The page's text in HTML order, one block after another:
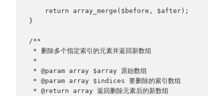
return array_merge($before, $after);
}
/**
* 删除多个指定索引的元素并返回新数组
*
* @param array $array 原始数组
* @param array $indices 要删除的索引数组
* @return array 返回删除元素后的新数组